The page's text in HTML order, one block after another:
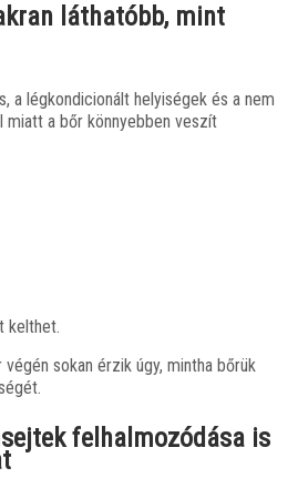
láthatóbb, mint
a légkondicionált helyiségek és a nem
a bőr könnyebben veszít
kelthet.
sokan érzik úgy, mintha bőrük
felhalmozódása is